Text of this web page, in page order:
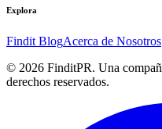
Explora
Findit BlogAcerca de Nosotros
© 2026 FinditPR. Una
derechos reservados.